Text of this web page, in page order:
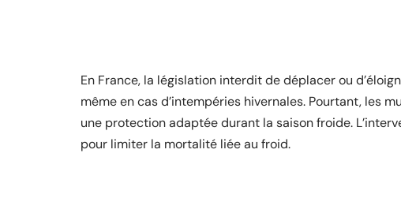
En France, la législation interdit de déplacer ou
même en cas d’intempéries hivernales. Pourtant, les
une protection adaptée durant la saison froide.
pour limiter la mortalité liée au froid.